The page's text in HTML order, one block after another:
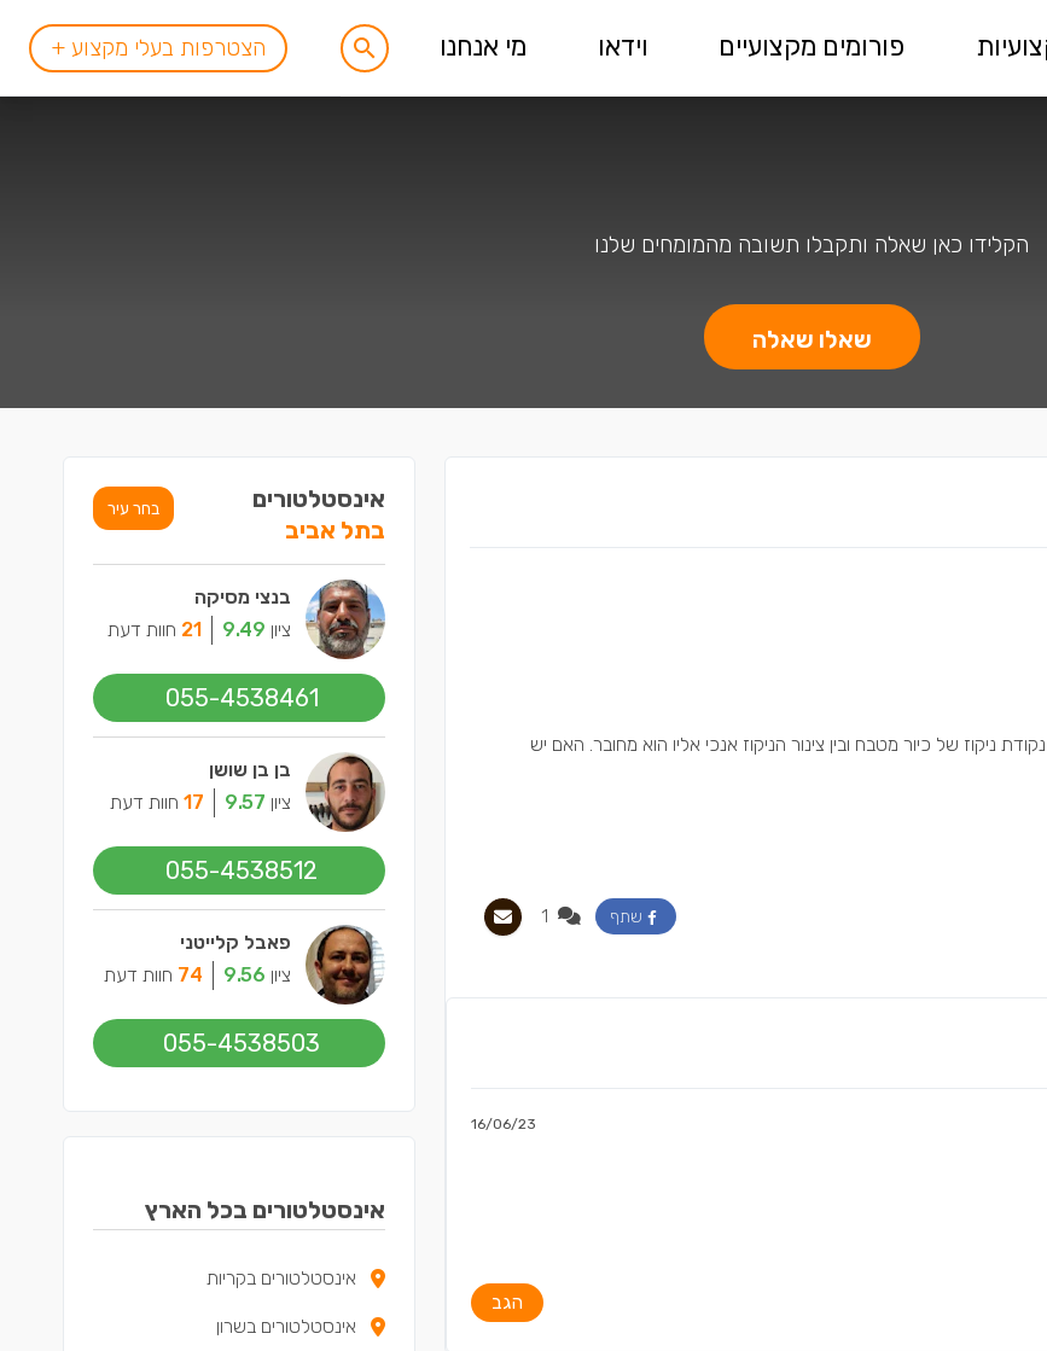
פורומים מקצועיים וידאו מי אנחנו הצטרפות בעלי מקצוע +
הקלידו כאן שאלה ותקבלו תשובה מהמומחים שלנו
שאלו שאלה
ניקוז של כיור מטבח ובין צינור הניקוז אנכי אליו הוא מחובר. האם יש
שתף
16/06/23
הגב
אינסטלטורים
בתל אביב
בחר עיר
בנצי מסיקה
ציון 9.49
21 חוות דעת
055-4538461
בן בן שושן
ציון 9.57
17 חוות דעת
055-4538512
פאבל קלייטני
ציון 9.56
74 חוות דעת
055-4538503
אינסטלטורים בכל הארץ
אינסטלטורים בקריות
אינסטלטורים בשרון